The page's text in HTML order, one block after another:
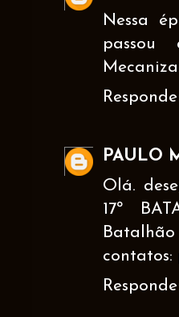
Nessa
PAULO
Olá.
17º
contatos: